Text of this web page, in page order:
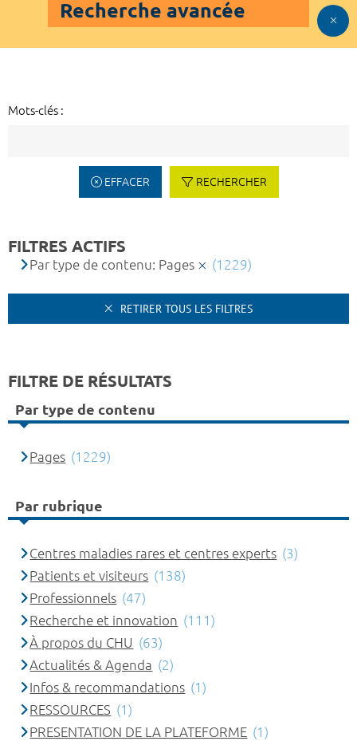
Recherche avancée
Mots-clés :
EFFACER RECHERCHER
FILTRES ACTIFS
Par type de contenu: Pages (1229)
RETIRER TOUS LES FILTRES
FILTRE DE RÉSULTATS
Par type de contenu
Pages (1229)
Par rubrique
Centres maladies rares et centres experts (3)
Patients et visiteurs (138)
Professionnels (47)
Recherche et innovation (111)
À propos du CHU (63)
Actualités & Agenda (2)
Infos & recommandations (1)
RESSOURCES (1)
PRESENTATION DE LA PLATEFORME (1)